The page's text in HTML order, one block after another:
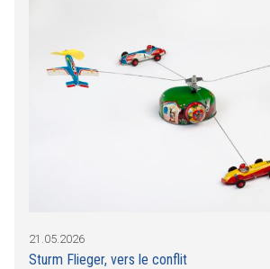
21.05.2026
Sturm Flieger, vers le conflit